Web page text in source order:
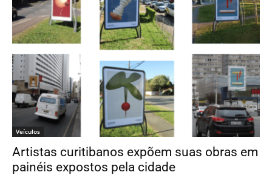
Veículos
Artistas curitibanos expõem suas obras em
painéis expostos pela cidade